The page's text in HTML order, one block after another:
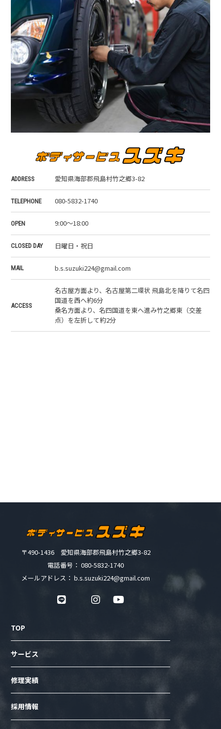
ADDRESS 愛知県海部郡飛島村竹之郷3-82
TELEPHONE 080-5832-1740
OPEN 9:00～18:00
CLOSED DAY 日曜日・祝日
MAIL b.s.suzuki224@gmail.com
ACCESS
名古屋方面より、名古屋第二環状 飛島北を降りて名四
国道を西へ約6分
桑名方面より、名四国道を東へ進み竹之郷東（交差
点）を左折して約2分
〒490-1436 愛知県海部郡飛島村竹之郷3-82
電話番号： 080-5832-1740
メールアドレス： b.s.suzuki224@gmail.com
TOP
サービス
修理実績
採用情報